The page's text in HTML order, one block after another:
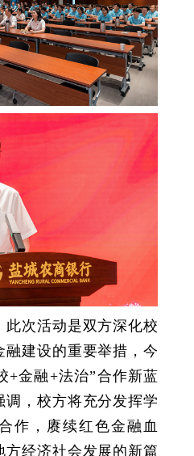
次活动是双方深化校
建设的重要举措，今
+金融+法治”合作新蓝
调，校方将充分发挥学
作，赓续红色金融血
方经济社会发展的新篇